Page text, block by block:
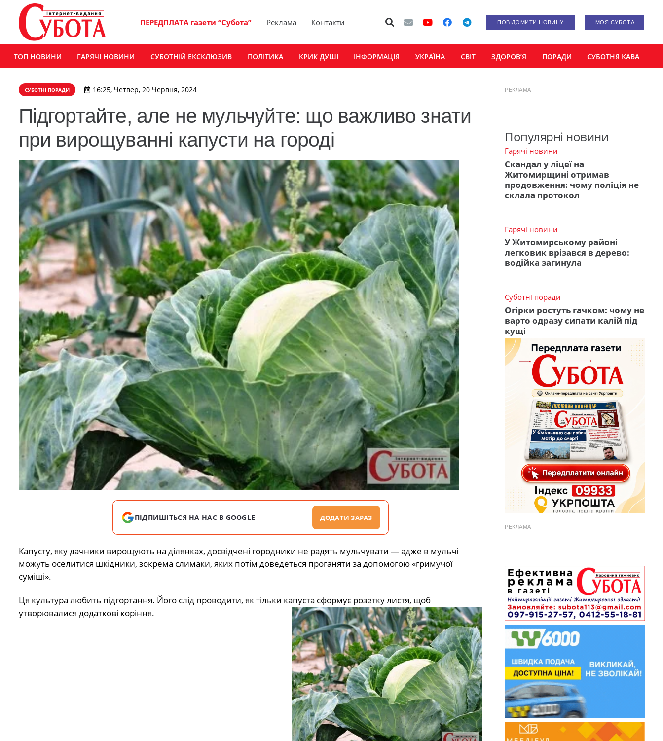
ПЕРЕДПЛАТА газети “Субота” Реклама Контакти ПОВІДОМИТИ НОВИНУ МОЯ СУБОТА
ТОП НОВИНИ ГАРЯЧІ НОВИНИ СУБОТНІЙ ЕКСКЛЮЗИВ ПОЛІТИКА КРИК ДУШІ ІНФОРМАЦІЯ УКРАЇНА СВІТ ЗДОРОВ’Я ПОРАДИ СУБОТНЯ КАВА
СУБОТНІ ПОРАДИ 16:25, Четвер, 20 Червня, 2024
Підгортайте, але не мульчуйте: що важливо знати
при вирощуванні капусти на городі
ПІДПИШІТЬСЯ НА НАС В GOOGLE ДОДАТИ ЗАРАЗ
Капусту, яку дачники вирощують на ділянках, досвідчені городники не радять мульчувати — адже в мульчі
можуть оселитися шкідники, зокрема слимаки, яких потім доведеться проганяти за допомогою «гримучої
суміші».
Ця культура любить підгортання. Його слід проводити, як тільки капуста сформує розетку листя, щоб
утворювалися додаткові коріння.
РЕКЛАМА
Популярні новини
Гарячі новини
Скандал у ліцеї на
Житомирщині отримав
продовження: чому поліція не
склала протокол
Гарячі новини
У Житомирському районі
легковик врізався в дерево:
водійка загинула
Суботні поради
Огірки ростуть гачком: чому не
варто одразу сипати калій під
кущі
РЕКЛАМА